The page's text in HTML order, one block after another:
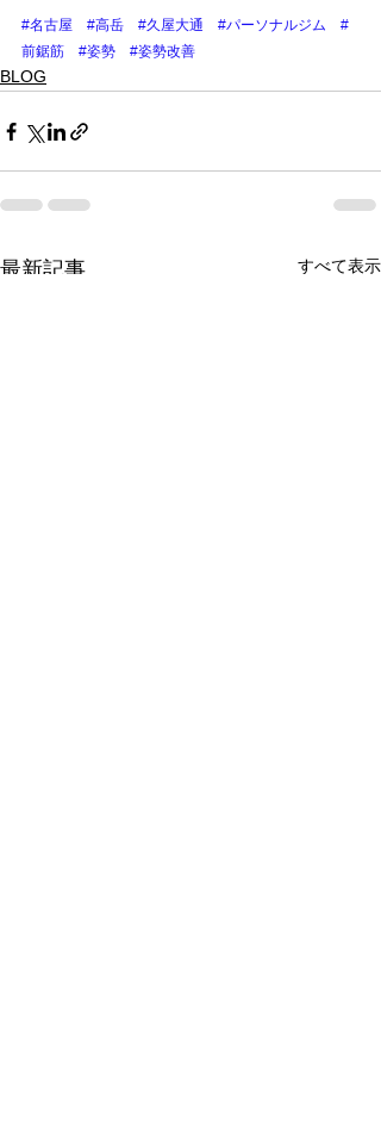
#名古屋 #高岳 #久屋大通 #パーソナルジム
#
前鋸筋
#姿勢 #姿勢改善
BLOG
最新記事 すべて表示